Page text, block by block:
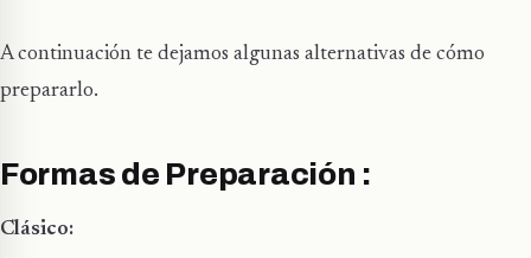
A continuación te dejamos algunas alternativas de cómo
prepararlo.
Formas de Preparación :
Clásico: